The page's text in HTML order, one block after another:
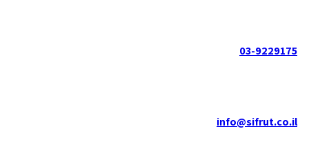
03-9229175
info@sifrut.co.il